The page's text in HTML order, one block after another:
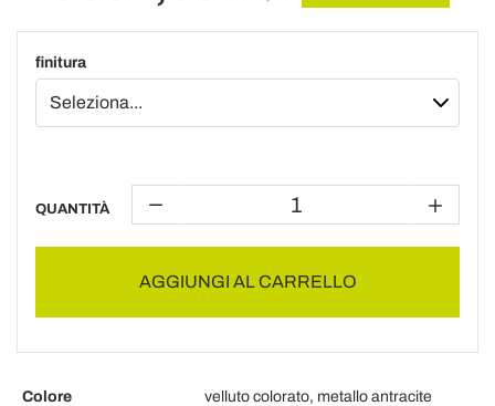
finitura
QUANTITÀ
AGGIUNGI AL CARRELLO
Colore
velluto colorato, metallo antracite